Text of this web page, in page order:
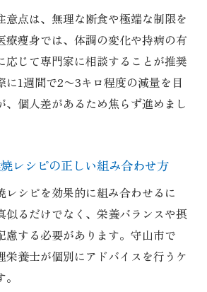
シピでリバウンドしない食習慣
実現する脂肪燃焼スープの食事
ポイントと脂肪燃焼スープの役
く医療痩身向け脂肪燃焼法
に日常で続ける脂肪燃焼レシピ
ープを医療痩身的に無理なく習
意点は、無理な断食や極端な制限を
療痩身では、体調の変化や持病の有
応じて専門家に相談することが推奨
に1週間で2〜3キロ程度の減量を目
、個人差があるため焦らず進めまし
レシピの正しい組み合わせ方
レシピを効果的に組み合わせるに
似るだけでなく、栄養バランスや摂
慮する必要があります。守山市で
栄養士が個別にアドバイスを行うケ